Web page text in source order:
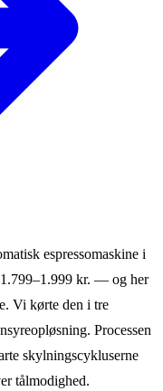
espressomaskine i
kr. — og her
Vi kørte den i tre
Processen
skylningscykluserne
tålmodighed.